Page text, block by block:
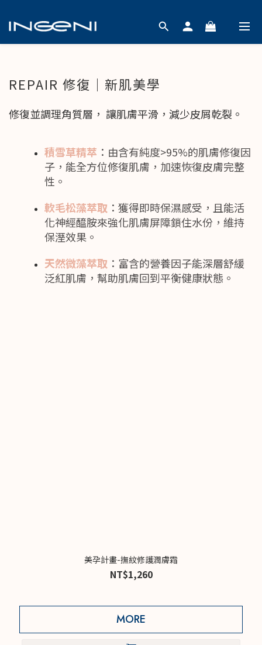
REPAIR 修復｜新肌美學
修復並調理角質層， 讓肌膚平滑，減少皮屑乾裂。
積雪草精萃 ：由含有純度>95%的肌膚修復因
子，能全方位修復肌膚，加速恢復皮膚完整
性。
軟毛松藻萃取 ：獲得即時保濕感受，且能活
化神經醯胺來強化肌膚屏障鎖住水份，維持
保溼效果。
天然微藻萃取 ：富含的營養因子能深層舒緩
泛紅肌膚，幫助肌膚回到平衡健康狀態。
美孕計畫-撫紋修護潤膚霜
NT$1,260
MORE